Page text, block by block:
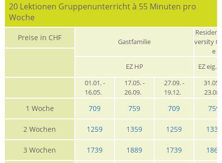
20 Lektionen Gruppenunterricht à 55 Minuten pro
Woche
Preise in CHF Gastfamilie
versity
e
EZ HP
EZ eig.
01.01. -
16.05.
17.05. -
26.09.
27.09. -
19.12.
31.05.
1 Woche 709 759 709 759
2 Wochen 1259 1359 1259 1339
3 Wochen 1739 1889 1739 1869